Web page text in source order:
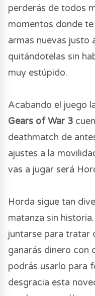
perderás de todos
momentos donde
armas nuevas justo
quitándotelas sin
muy estúpido.
Acabando el juego
Gears of War 3
deathmatch de
ajustes a la
vas a jugar será
Horda sigue tan
matanza sin
juntarse para tratar
ganarás dinero con
podrás usarlo para
desgracia esta